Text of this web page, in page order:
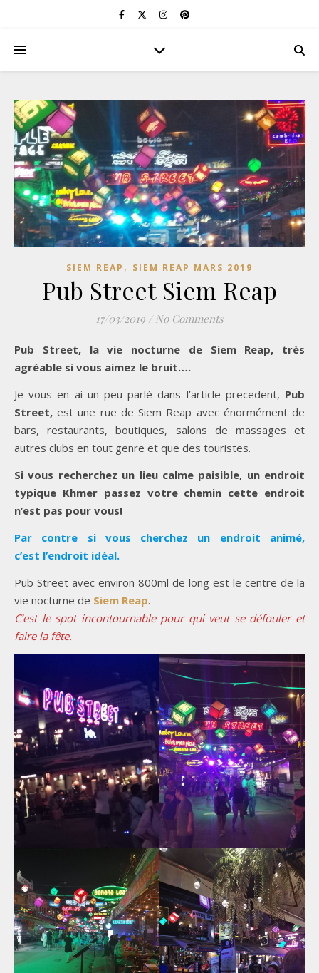
SIEM REAP , SIEM REAP MARS 2019
Pub Street Siem Reap
17/03/2019 / No Comments
Pub Street, la vie nocturne de Siem Reap, très
agréable si vous aimez le bruit….
Je vous en ai un peu parlé dans l’article precedent, Pub
Street, est une rue de Siem Reap avec énormément de
bars, restaurants, boutiques, salons de massages et
autres clubs en tout genre et que des touristes.
Si vous recherchez un lieu calme paisible, un endroit
typique Khmer passez votre chemin cette endroit
n’est pas pour vous!
Par contre si vous cherchez un endroit animé,
c’est l’endroit idéal.
Pub Street avec environ 800ml de long est le centre de la
vie nocturne de Siem Reap.
C’est le spot incontournable pour qui veut se défouler et
faire la fête.